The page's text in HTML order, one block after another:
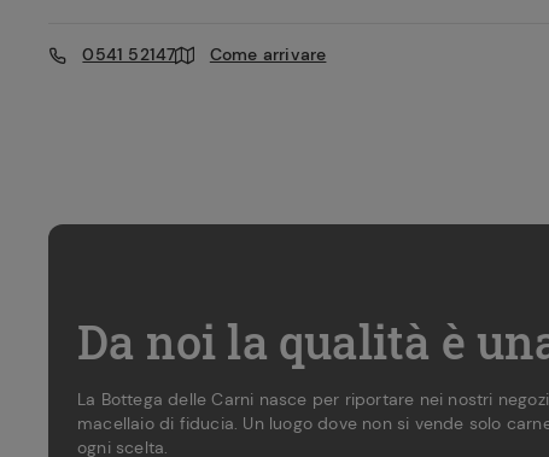
0541 52147 Come arrivare
Da noi la qualità è
La Bottega delle Carni nasce per riportare nei nostri
macellaio di fiducia. Un luogo dove non si vende solo
ogni scelta.